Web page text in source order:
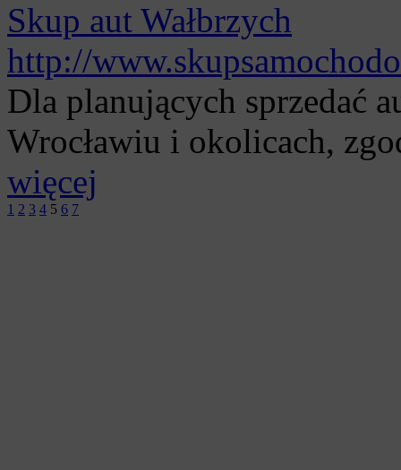
Skup aut Wałbrzych
http://
Dla planujących sprzedać
Wrocławiu i okolicach,
więcej
1 2 3 4 5 6 7